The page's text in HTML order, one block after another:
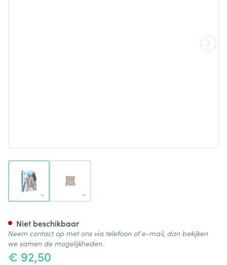
€ 92,50
Niet beschikbaar
Neem contact op met ons via telefoon of e-mail, dan bekijken
we samen de mogelijkheden.